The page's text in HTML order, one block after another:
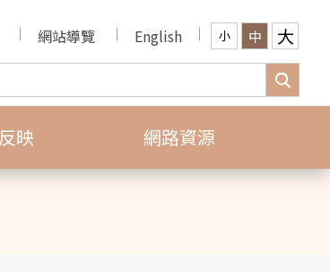
網站導覽 English 小 中 大
映 網路資源